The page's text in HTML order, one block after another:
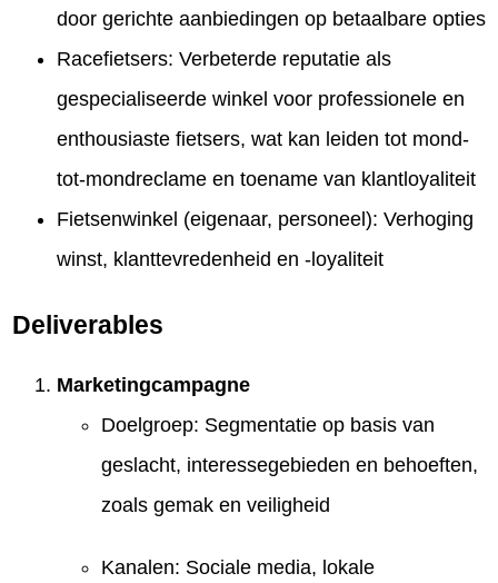
door gerichte aanbiedingen op betaalbare opties
Racefietsers: Verbeterde reputatie als
gespecialiseerde winkel voor professionele en
enthousiaste fietsers, wat kan leiden tot mond-
tot-mondreclame en toename van klantloyaliteit
Fietsenwinkel (eigenaar, personeel): Verhoging
winst, klanttevredenheid en -loyaliteit
Deliverables
Marketingcampagne
Doelgroep: Segmentatie op basis van
geslacht, interessegebieden en behoeften,
zoals gemak en veiligheid
Kanalen: Sociale media, lokale